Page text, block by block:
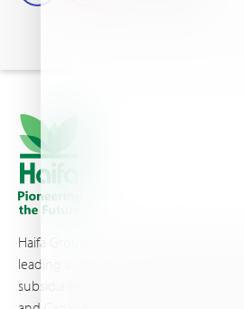
Haifa Group is a multi-national
leading supplier of specialty fertilizers,
subsidiaries worldwide, with